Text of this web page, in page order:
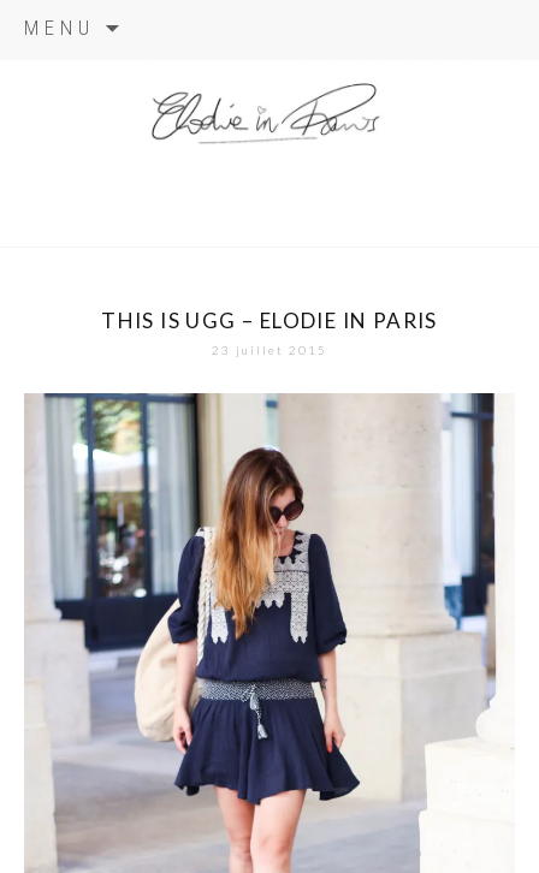
MENU
THIS IS UGG – ELODIE IN PARIS
23 juillet 2015